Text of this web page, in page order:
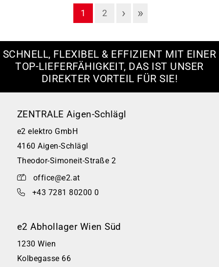
1 2 › »
SCHNELL, FLEXIBEL & EFFIZIENT MIT EINER
TOP-LIEFERFÄHIGKEIT, DAS IST UNSER
DIREKTER VORTEIL FÜR SIE!
ZENTRALE Aigen-Schlägl
e2 elektro GmbH
4160 Aigen-Schlägl
Theodor-Simoneit-Straße 2
office@e2.at
+43 7281 80200 0
e2 Abhollager Wien Süd
1230 Wien
Kolbegasse 66